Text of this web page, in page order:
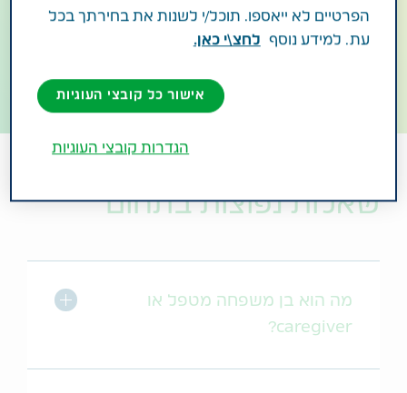
המשפחה
איך מלווים את יקירינו במסע ההתמודדות עם מצבים
כתבות למשפחה המתמודדת
שאלות נפוצות בתחום
מה הוא בן משפחה מטפל או
caregiver?
לחץ
הפרטיים לא ייאספו. תוכל/י לשנות את בחירתך בכל
עת. למידע נוסף
לחצ\י כאן.
אישור כל קובצי העוגיות
הגדרות קובצי העוגיות